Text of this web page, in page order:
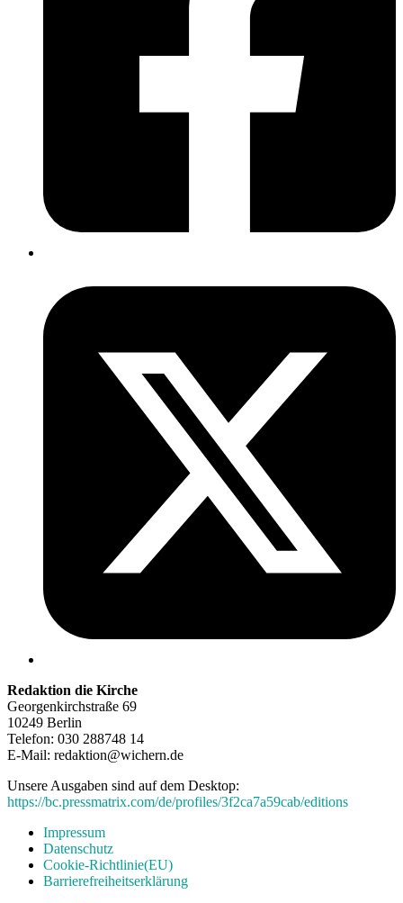
Redaktion die Kirche
Georgenkirchstraße 69
10249 Berlin
Telefon: 030 288748 14
E-Mail: redaktion@wichern.de
Unsere Ausgaben sind auf dem Desktop:
https://bc.pressmatrix.com/de/profiles/3f2ca7a59cab/editions
Impressum
Datenschutz
Cookie-Richtlinie(EU)
Barrierefreiheitserklärung